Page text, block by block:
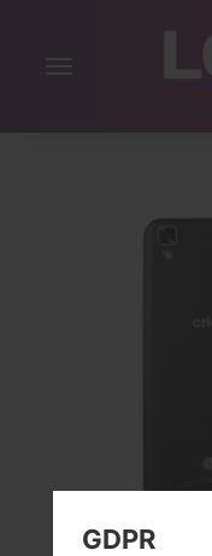
Включить
GDPR